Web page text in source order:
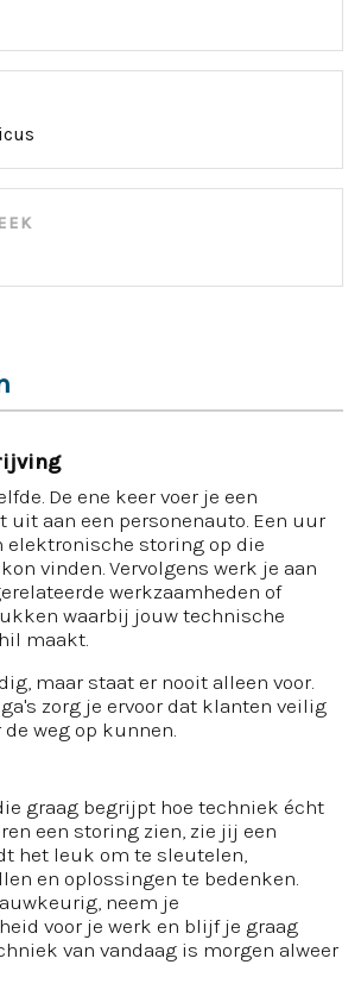
De ene keer voer je een
uit aan een personenauto. Een uur
elektronische storing op die
vinden. Vervolgens werk je aan
werkzaamheden of
waarbij jouw technische
maakt.
maar staat er nooit alleen voor.
zorg je ervoor dat klanten veilig
weg op kunnen.
graag begrijpt hoe techniek écht
een storing zien, zie jij een
het leuk om te sleutelen,
en oplossingen te bedenken.
neem je
voor je werk en blijf je graag
van vandaag is morgen alweer